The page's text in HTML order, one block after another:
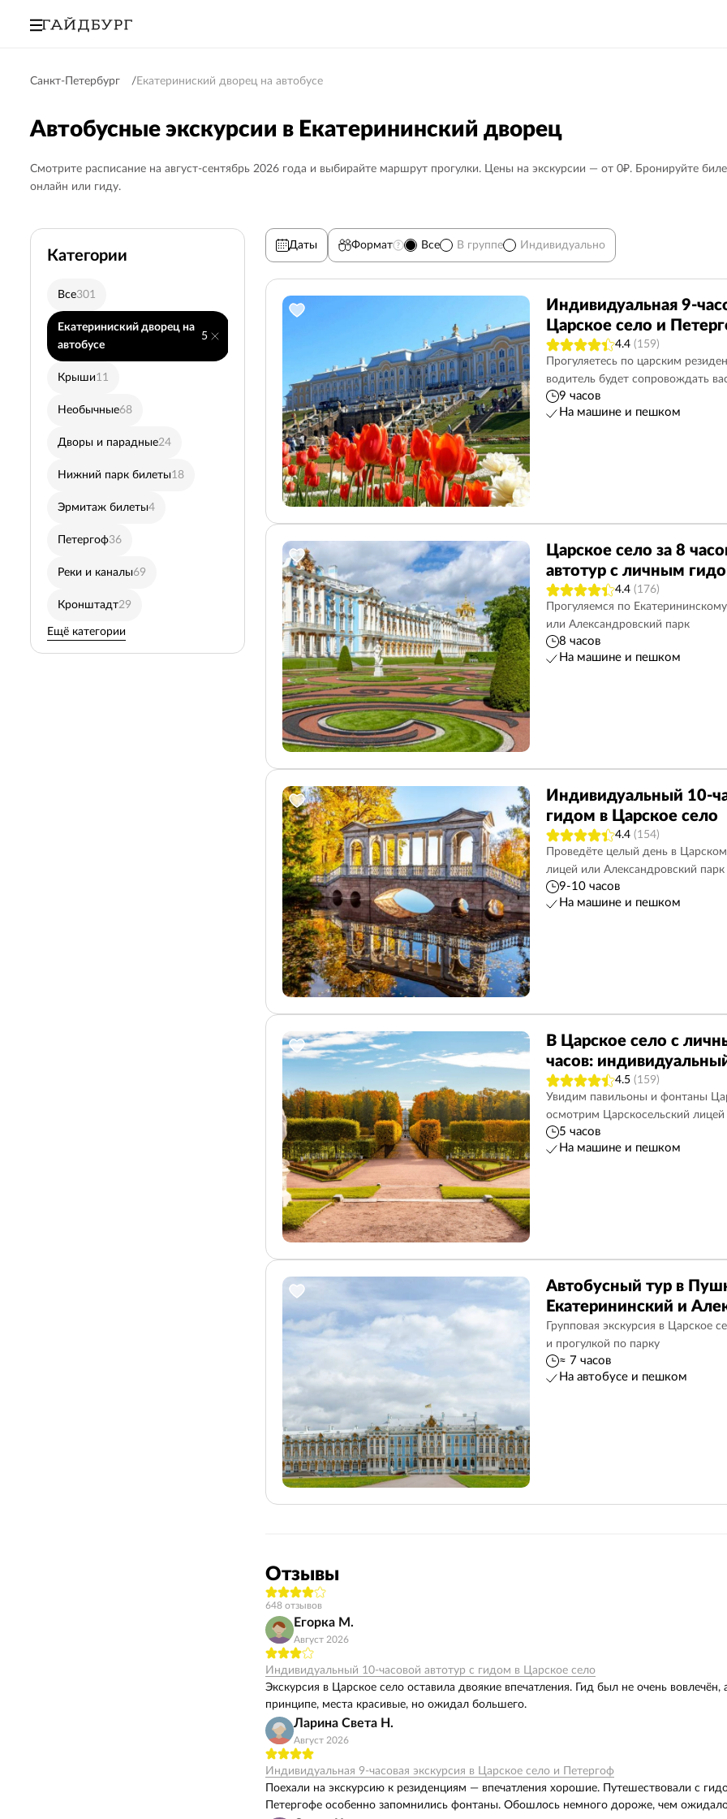
Санкт-Петербург Екатериниский дворец на автобусе
Автобусные экскурсии в Екатерининский дворец
Смотрите расписание на август-сентябрь 2026 года и выбирайте маршрут прогулки. Цены на экскурсии — от 0₽. Бронируйте
онлайн или гиду.
Категории
Все301
Екатериниский дворец на
автобусе
5
Крыши11
Необычные68
Дворы и парадные24
Нижний парк билеты18
Эрмитаж билеты4
Петергоф36
Реки и каналы69
Кронштадт29
Петергоф и Кронштадт13
Пушкин (Царское село)9
Дневные131
Павловск5
Автобусные в Пушкин3
Пешеходные77
Разводные мосты
Карелия12
Недорогие71
Мистические21
Васильевский остров 50
Вечерние75
Гатчина7
Юсуповский дворец
Петропавловская крепость
Ночные30
Казанский собор
Для детей 23
Дворцы, особняки85
Адмиралтейство54
Ораниенбаум7
Пригороды30
Школьникам
Ещё категории
Даты Формат Все В группе Индивидуально
Индивидуальная 9-
Царское село и
4.4 (159)
Прогуляетесь по царским
водитель будет сопровождать
9 часов
На машине и пешком
Царское село за 8
автотур с личным
4.4 (176)
Прогуляемся по
или Александровский парк
8 часов
На машине и пешком
Индивидуальный 10-
гидом в Царское село
4.4 (154)
Проведёте целый день в
лицей или Александровский парк
9-10 часов
На машине и пешком
В Царское село с
часов:
4.5 (159)
Увидим павильоны и фонтаны
осмотрим Царскосельский лицей
5 часов
На машине и пешком
Автобусный тур в
Екатерининский и
дворцы
Групповая экскурсия в Царское
и прогулкой по парку
≈ 7 часов
На автобусе и пешком
Отзывы
648 отзывов
Егорка М.
Август 2026
Индивидуальный 10-часовой автотур с гидом в Царское село
Экскурсия в Царское село оставила двоякие впечатления. Гид был не очень
принципе, места красивые, но ожидал большего.
Ларина Света Н.
Август 2026
Индивидуальная 9-часовая экскурсия в Царское село и Петергоф
Поехали на экскурсию к резиденциям — впечатления хорошие. Путешествовали с
Петергофе особенно запомнились фонтаны. Обошлось немного дороже, чем